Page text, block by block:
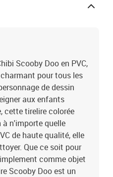
Scooby Doo en PVC,
pour tous les
de dessin
aux enfants
cette tirelire colorée
n'importe quelle
de haute qualité, elle
Que ce soit pour
comme objet
Scooby Doo est un